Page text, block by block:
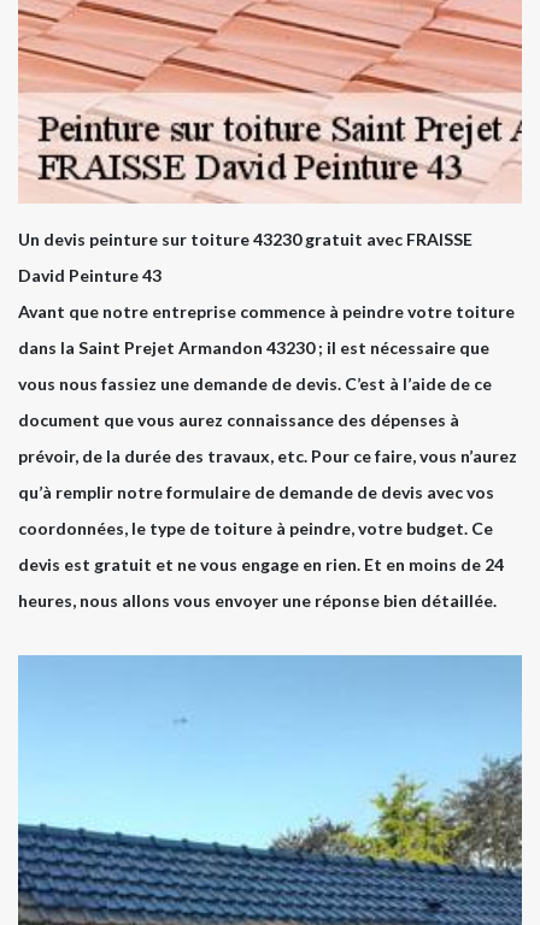
Un devis peinture sur toiture 43230 gratuit avec FRAISSE
David Peinture 43
Avant que notre entreprise commence à peindre votre toiture
dans la Saint Prejet Armandon 43230 ; il est nécessaire que
vous nous fassiez une demande de devis. C’est à l’aide de ce
document que vous aurez connaissance des dépenses à
prévoir, de la durée des travaux, etc. Pour ce faire, vous n’aurez
qu’à remplir notre formulaire de demande de devis avec vos
coordonnées, le type de toiture à peindre, votre budget. Ce
devis est gratuit et ne vous engage en rien. Et en moins de 24
heures, nous allons vous envoyer une réponse bien détaillée.